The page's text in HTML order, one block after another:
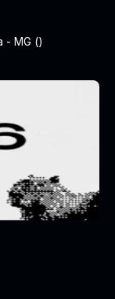
- MG ()